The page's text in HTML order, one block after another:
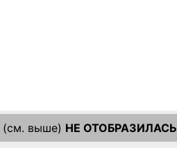
(см. выше) НЕ ОТОБРАЗИЛАСЬ